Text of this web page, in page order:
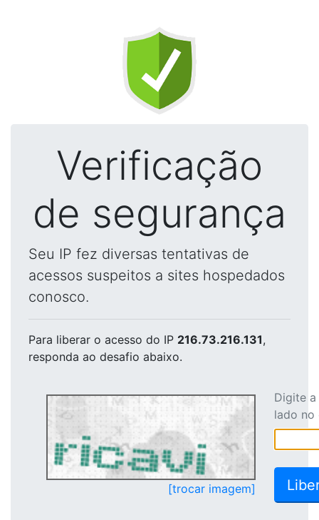
Verificação
de segurança
Seu IP fez diversas tentativas de
acessos suspeitos a sites hospedados
conosco.
Para liberar o acesso do IP 216.73.216.131,
responda ao desafio abaixo.
[trocar imagem]
Digite
lado no